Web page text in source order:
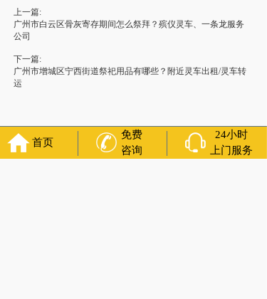
上一篇:
广州市白云区骨灰寄存期间怎么祭拜？殡仪灵车、一条龙服务
公司
下一篇:
广州市增城区宁西街道祭祀用品有哪些？附近灵车出租/灵车转
运
首页
免费
咨询
24小时
上门服务